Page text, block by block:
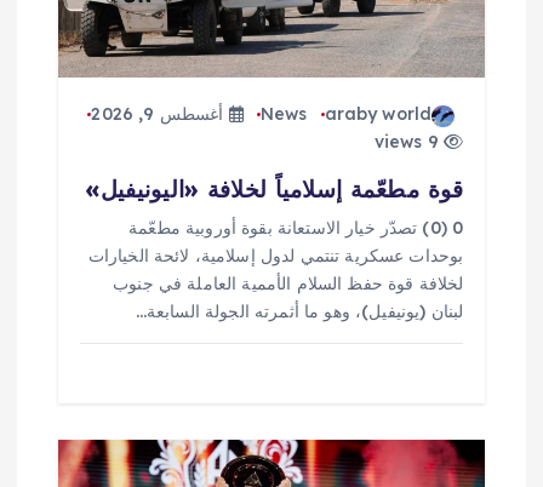
ت
araby world
News
أغسطس 9, 2026
9 views
قوة مطعّمة إسلامياً لخلافة «اليونيفيل»
0 (0) تصدّر خيار الاستعانة بقوة أوروبية مطعّمة
بوحدات عسكرية تنتمي لدول إسلامية، لائحة الخيارات
لخلافة قوة حفظ السلام الأممية العاملة في جنوب
لبنان (يونيفيل)، وهو ما أثمرته الجولة السابعة…